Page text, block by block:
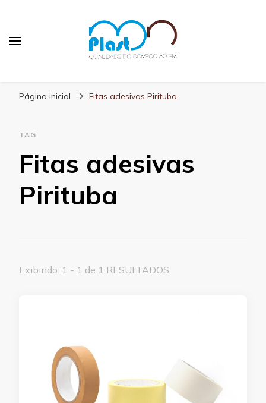
Página inicial Fitas adesivas Pirituba
TAG
Fitas adesivas
Pirituba
Exibindo: 1 - 1 de 1 RESULTADOS